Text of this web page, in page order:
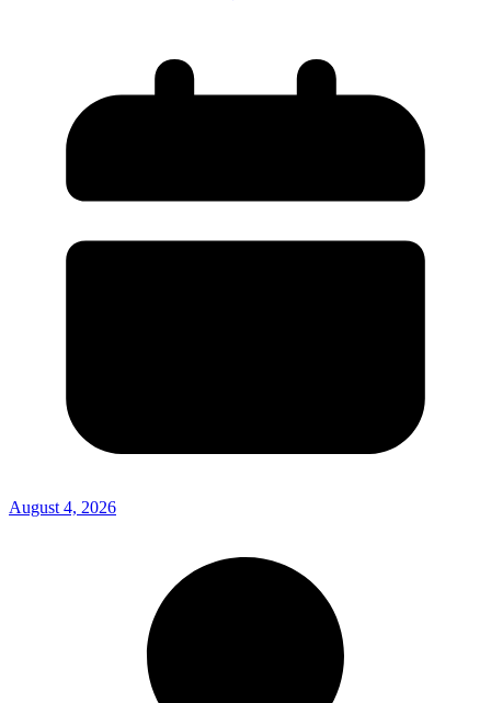
August 4, 2026